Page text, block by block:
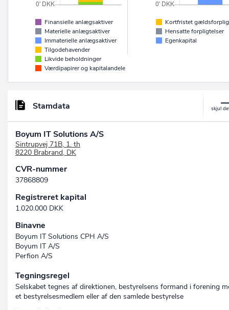
Finansielle anlægsaktiver
Materielle anlægsaktiver
Immaterielle anlægsaktiver
Tilgodehavender
Likvide beholdninger
Værdipapirer og kapitalandele
Kortfristet
Hensatte forpligtelser
Egenkapital
Stamdata
Boyum IT Solutions A/S
Sintrupvej 71B, 1. th
8220 Brabrand, DK
CVR-nummer
37868809
Registreret kapital
1.020.000 DKK
Binavne
Boyum IT Solutions CPH A/S
Boyum IT A/S
Perfion A/S
Tegningsregel
Selskabet tegnes af direktionen, bestyrelsens formand i forening
et bestyrelsesmedlem eller af den samlede bestyrelse